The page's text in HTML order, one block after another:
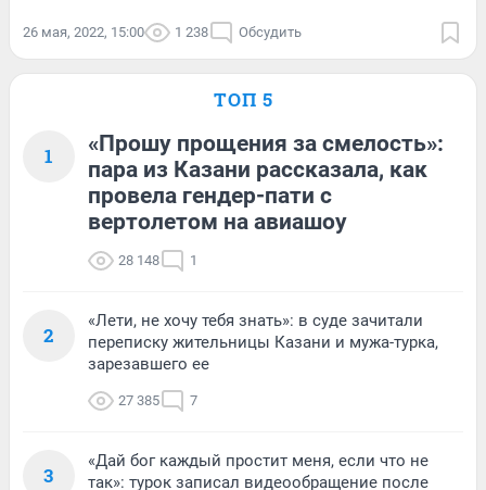
26 мая, 2022, 15:00 1 238 Обсудить
ТОП 5
1
«Прошу прощения за смелость»:
пара из Казани рассказала, как
провела гендер-пати с
вертолетом на авиашоу
28 148 1
2
«Лети, не хочу тебя знать»: в суде зачитали
переписку жительницы Казани и мужа-турка,
зарезавшего ее
27 385 7
3
«Дай бог каждый простит меня, если что не
так»: турок записал видеообращение после